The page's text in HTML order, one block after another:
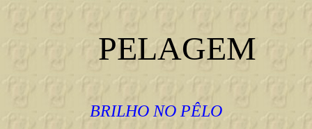
PELAGEM
BRILHO NO PÊLO